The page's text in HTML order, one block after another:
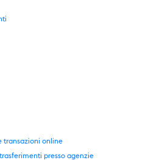
transazioni online
presso agenzie